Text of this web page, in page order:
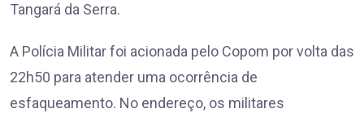
Tangará da Serra.
A Polícia Militar foi acionada pelo Copom por volta das
22h50 para atender uma ocorrência de
esfaqueamento. No endereço, os militares